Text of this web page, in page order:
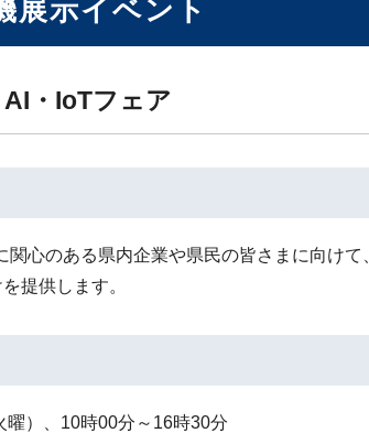
展示イベント
・IoTフェア
関心のある県内企業や県民の皆さまに向け
提供します。
曜）、10時00分～16時30分